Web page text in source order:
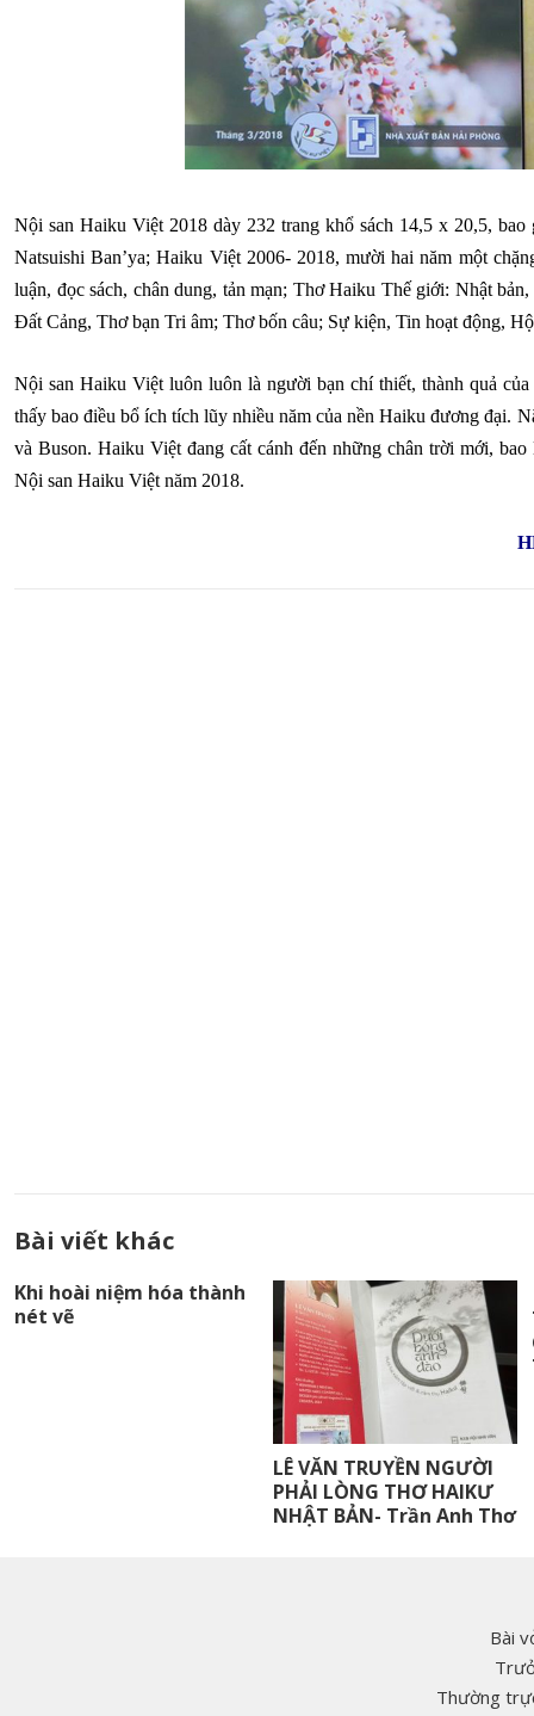
Nội san Haiku Việt 2018 dày 232 trang khổ sách 14,5 x 20,5,
Natsuishi Ban’ya; Haiku Việt 2006- 2018, mười hai năm một
luận, đọc sách, chân dung, tản mạn; Thơ Haiku Thế giới: Nhật
Đất Cảng, Thơ bạn Tri âm; Thơ bốn câu; Sự kiện, Tin hoạt động,
Nội san Haiku Việt luôn luôn là người bạn chí thiết, thành quả
thấy bao điều bổ ích tích lũy nhiều năm của nền Haiku đương đại.
và Buson. Haiku Việt đang cất cánh đến những chân trời mới,
Nội san Haiku Việt năm 2018.
Bài viết khác
Khi hoài niệm hóa thành
nét vẽ
LÊ VĂN TRUYỀN NGƯỜI
PHẢI LÒNG THƠ HAIKƯ
NHẬT BẢN- Trần Anh Thơ
Bài
Thường